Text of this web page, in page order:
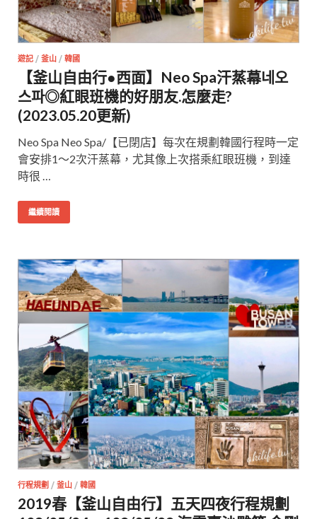
遊記 / 釜山 / 韓國
【釜山自由行●西面】Neo Spa汗蒸幕네오
스파◎紅眼班機的好朋友.怎麼走?
(2023.05.20更新)
Neo Spa Neo Spa/【已閉店】每次在規劃韓國行程時一定
會安排1～2次汗蒸幕，尤其像上次搭乘紅眼班機，到達
時很 …
繼續閱讀
行程規劃 / 釜山 / 韓國
2019春【釜山自由行】五天四夜行程規劃